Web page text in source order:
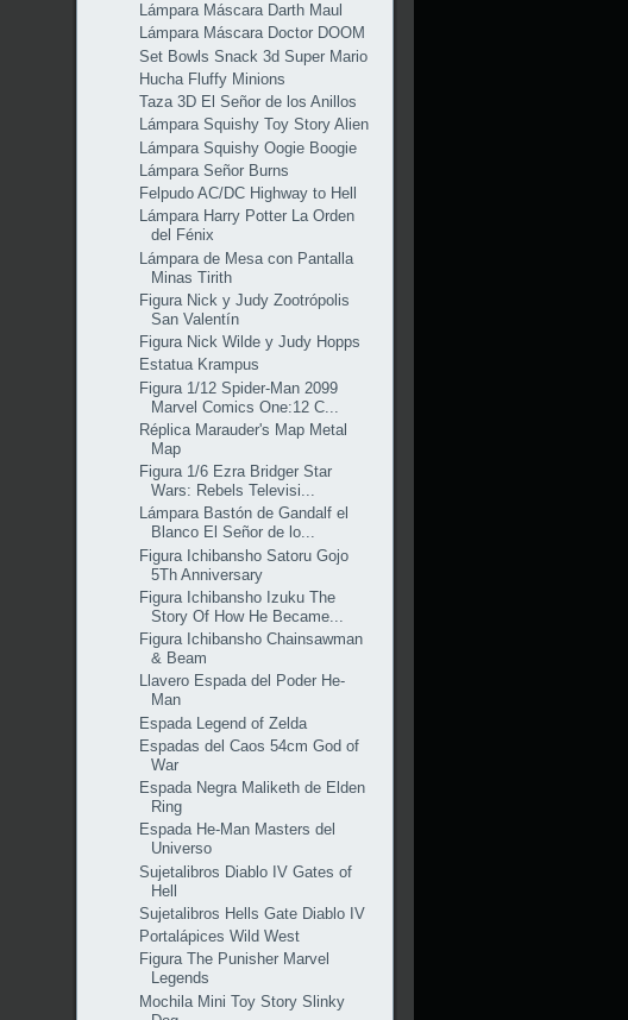
Lámpara Máscara Darth Maul
Lámpara Máscara Doctor DOOM
Set Bowls Snack 3d Super Mario
Hucha Fluffy Minions
Taza 3D El Señor de los Anillos
Lámpara Squishy Toy Story Alien
Lámpara Squishy Oogie Boogie
Lámpara Señor Burns
Felpudo AC/DC Highway to Hell
Lámpara Harry Potter La Orden
del Fénix
Lámpara de Mesa con Pantalla
Minas Tirith
Figura Nick y Judy Zootrópolis
San Valentín
Figura Nick Wilde y Judy Hopps
Estatua Krampus
Figura 1/12 Spider-Man 2099
Marvel Comics One:12 C...
Réplica Marauder's Map Metal
Map
Figura 1/6 Ezra Bridger Star
Wars: Rebels Televisi...
Lámpara Bastón de Gandalf el
Blanco El Señor de lo...
Figura Ichibansho Satoru Gojo
5Th Anniversary
Figura Ichibansho Izuku The
Story Of How He Became...
Figura Ichibansho Chainsawman
& Beam
Llavero Espada del Poder He-
Man
Espada Legend of Zelda
Espadas del Caos 54cm God of
War
Espada Negra Maliketh de Elden
Ring
Espada He-Man Masters del
Universo
Sujetalibros Diablo IV Gates of
Hell
Sujetalibros Hells Gate Diablo IV
Portalápices Wild West
Figura The Punisher Marvel
Legends
Mochila Mini Toy Story Slinky